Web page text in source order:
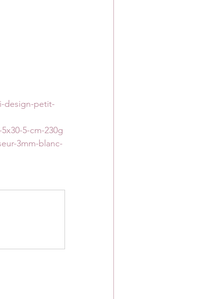
design-petit-
5-cm-230g
3mm-blanc-